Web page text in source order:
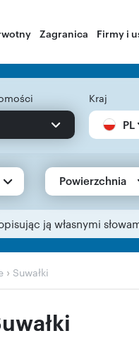
Zagranica Firmy i
Kraj
PL
Powierzchnia
ją własnymi
› Suwałki